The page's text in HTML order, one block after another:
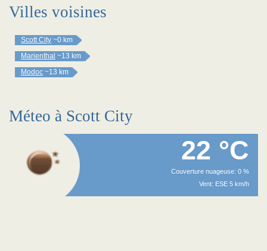
Villes voisines
Scott City ~0 km
Marienthal ~13 km
Modoc ~13 km
Méteo à Scott City
22 °C
Couverture nuageuse: 0 %
Vent: ESE 5 km/h